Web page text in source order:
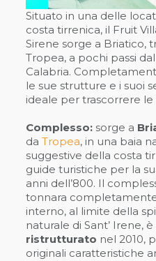
Situato in una delle
costa tirrenica, il Fruit
Sirene sorge a Briatico,
Tropea, a pochi passi
Calabria.
le sue strutture e i suoi
ideale per trascorrere le
Complesso: sorge a
daTropea, in una baia
suggestive della costa
guide turistiche per la
anni dell’800. Il
tonnara
interno, al limite della
naturale di Sant’ Irene,
ristrutturato nel 2010,
originali caratteristiche